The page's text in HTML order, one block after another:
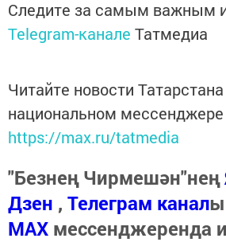
Следите за самым важным
Telegram-канале Татмедиа
Читайте новости
национальном
https://max.ru/tatmedia
"Безнең Чирмешән"нең
Дзен , Телеграм канал
МАХ мессенджеренда